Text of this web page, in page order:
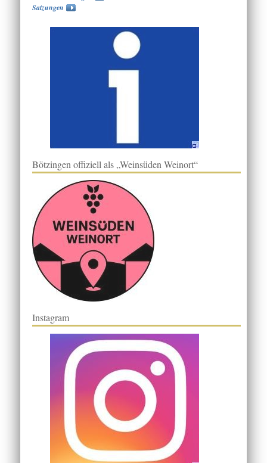
Satzungen
Bötzingen offiziell als „Weinsüden Weinort“
Instagram